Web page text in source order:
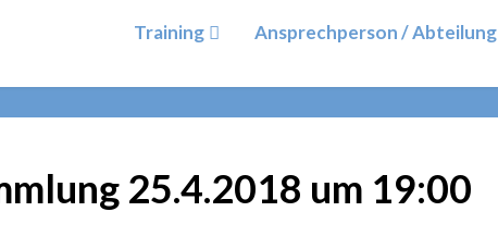
Training Ansprechperson / Abteilung
25.4.2018 um 19:00